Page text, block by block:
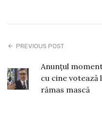
PREVIOUS POST
Anunțul
cu cine votează
rămas mască